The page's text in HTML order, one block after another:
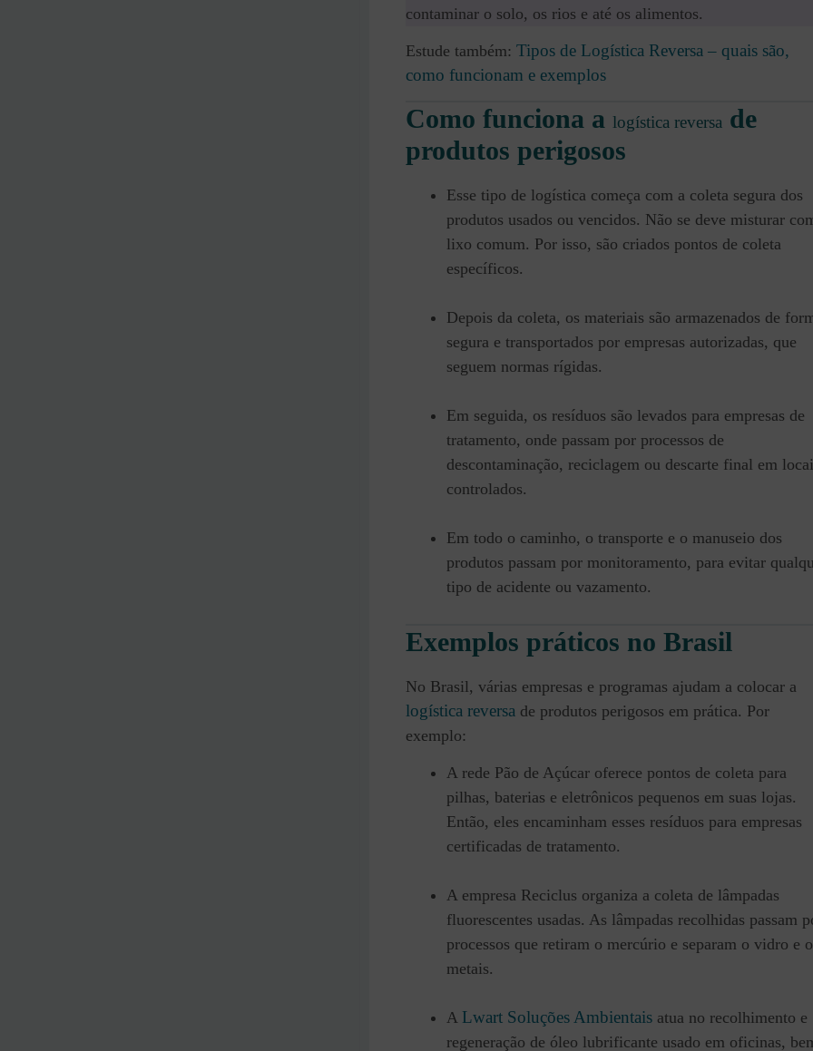
contaminar o solo, os rios e até os alimentos.
Estude também: Tipos de Logística Reversa – quais são,
como funcionam e exemplos
Como funciona a logística reversa de
produtos perigosos
Esse tipo de logística começa com a coleta segura dos
produtos usados ou vencidos. Não se deve misturar
lixo comum. Por isso, são criados pontos de coleta
específicos.
Depois da coleta, os materiais são armazenados de
segura e transportados por empresas autorizadas, que
seguem normas rígidas.
Em seguida, os resíduos são levados para empresas de
tratamento, onde passam por processos de
descontaminação, reciclagem ou descarte final em
controlados.
Em todo o caminho, o transporte e o manuseio dos
produtos passam por monitoramento, para evitar
tipo de acidente ou vazamento.
Exemplos práticos no Brasil
No Brasil, várias empresas e programas ajudam a colocar a
logística reversa de produtos perigosos em prática. Por
exemplo:
A rede Pão de Açúcar oferece pontos de coleta para
pilhas, baterias e eletrônicos pequenos em suas lojas.
Então, eles encaminham esses resíduos para empresas
certificadas de tratamento.
A empresa Reciclus organiza a coleta de lâmpadas
fluorescentes usadas. As lâmpadas recolhidas passam
processos que retiram o mercúrio e separam o vidro e
metais.
A Lwart Soluções Ambientais atua no recolhimento e
regeneração de óleo lubrificante usado em oficinas,